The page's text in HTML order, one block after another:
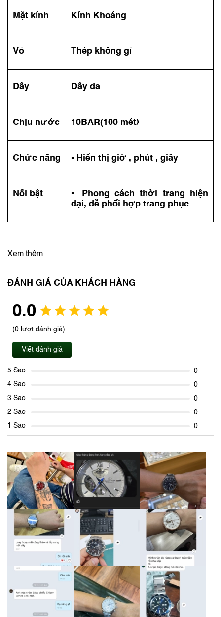
Mặt kính Kính Khoáng
Vỏ Thép không gỉ
Dây Dây da
Chịu nước 10BAR(100 mét)
Chức năng ▪️ Hiển thị giờ , phút , giây
Nổi bật
▪️ Phong cách thời trang hiện
đại, dễ phối hợp trang phục
Xem thêm
ĐÁNH GIÁ CỦA KHÁCH HÀNG
0.0
(0 lượt đánh giá)
Viết đánh giá
5 Sao
0
4 Sao
0
3 Sao
0
2 Sao
0
1 Sao
0